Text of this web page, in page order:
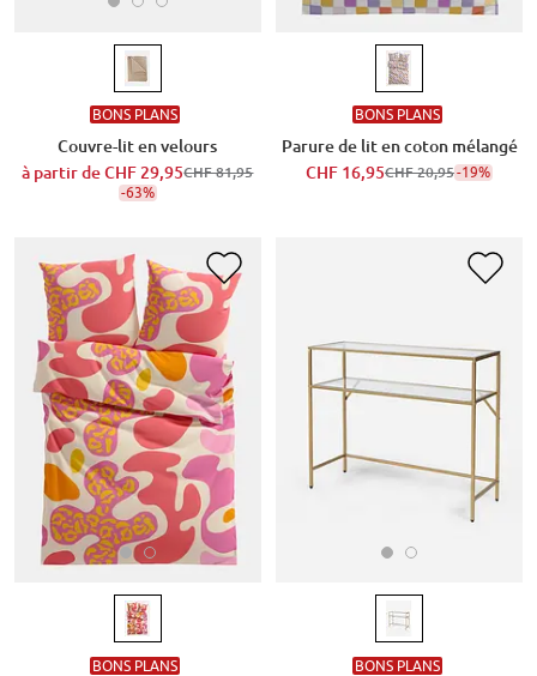
BONS PLANS
Couvre-lit en velours
à partir deCHF 29,95CHF 81,95
-63%
BONS PLANS
Parure de lit en coton mélangé
CHF 16,95CHF 20,95-19%
BONS PLANS BONS PLANS